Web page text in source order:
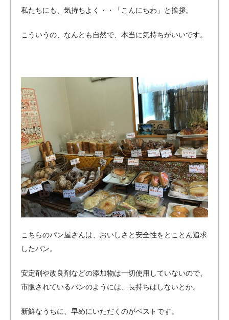
私たちにも、気持ちよく・・「こんにちわ」と挨拶。
こういうの、なんとも自然で、本当に気持ちがいいです。
こちらのパン屋さんは、おいしさと安全性をとことん追求
したパン。
安定剤や改良剤などの添加物は一切使用していないので、
市販されているパンのようには、長持ちはしないとか。
新鮮なうちに、早めにいただくのがベストです。